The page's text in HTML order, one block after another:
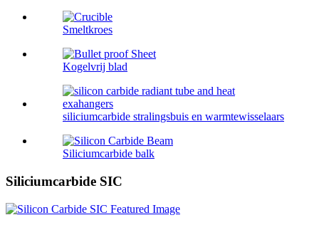
Smeltkroes
Kogelvrij blad
siliciumcarbide stralingsbuis en warmtewisselaars
Siliciumcarbide balk
Siliciumcarbide SIC